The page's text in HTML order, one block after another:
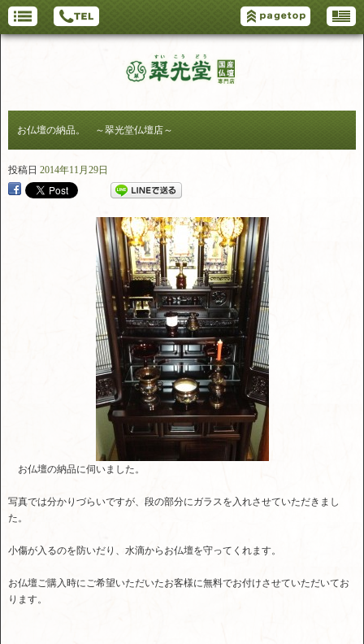
お仏壇の納品。 ～翠光堂仏壇店～
投稿日 2014年11月29日
お仏壇の納品に伺いました。
写真では分かりづらいですが、段の部分にガラスを入れさせていただきまし
た。
小傷が入るのを防いだり、水滴からお仏壇を守ってくれます。
お仏壇ご購入時にご希望いただいたお客様に無料でお付けさせていただいてお
ります。